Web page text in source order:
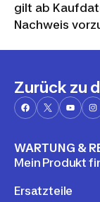
gilt ab
Nachweis
Zurück zu
WARTUNG &
Mein Produkt
Ersatzteile